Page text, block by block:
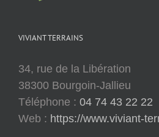
VIVIANT TERRAINS
34, rue de la Libération
38300 Bourgoin-Jallieu
Téléphone : 04 74 43 22 22
Web : https://www.viviant-